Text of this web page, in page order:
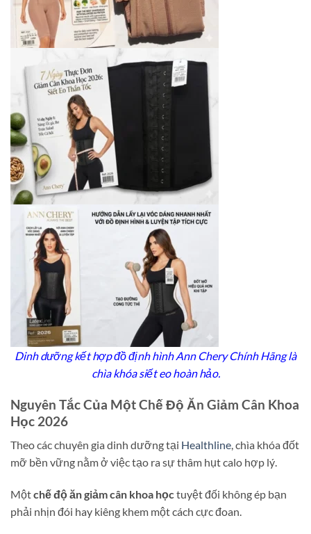
Dinh dưỡng kết hợp đồ định hình Ann Chery Chính Hãng là
chìa khóa siết eo hoàn hảo.
Nguyên Tắc Của Một Chế Độ Ăn Giảm Cân Khoa
Học 2026
Theo các chuyên gia dinh dưỡng tại Healthline, chìa khóa đốt
mỡ bền vững nằm ở việc tạo ra sự thâm hụt calo hợp lý.
Mộtchế độ ăn giảm cân khoa họctuyệt đối không ép bạn
phải nhịn đói hay kiêng khem một cách cực đoan.